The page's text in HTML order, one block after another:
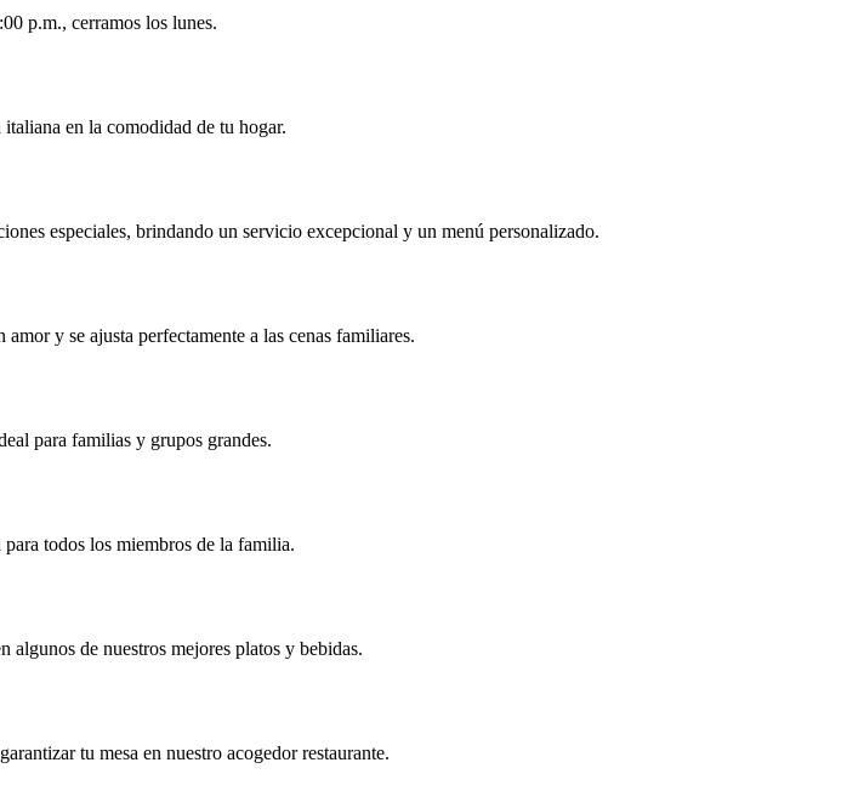
p.m., cerramos los lunes.
en la comodidad de tu hogar.
especiales, brindando un servicio excepcional y un menú personalizado.
y se ajusta perfectamente a las cenas familiares.
para familias y grupos grandes.
todos los miembros de la familia.
algunos de nuestros mejores platos y bebidas.
tu mesa en nuestro acogedor restaurante.